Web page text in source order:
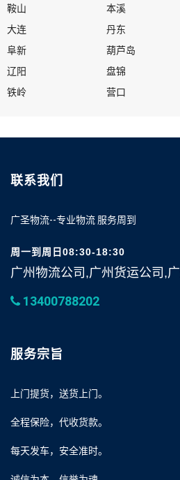
鞍山 本溪
大连
丹东
阜新
葫芦岛
辽阳
盘锦
铁岭
营口
联系我们
广圣物流--专业物流 服务周到
周一到周日08:30-18:30
广州物流公司,广州货运公司,
13400788202
服务宗旨
上门提货，送货上门。
全程保险，代收货款。
每天发车，安全准时。